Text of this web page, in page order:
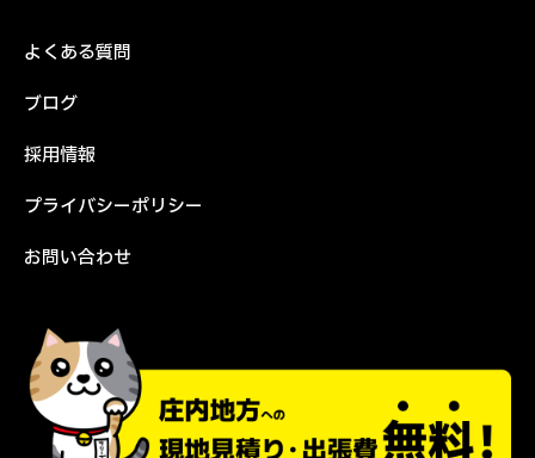
よくある質問
ブログ
採用情報
プライバシーポリシー
お問い合わせ